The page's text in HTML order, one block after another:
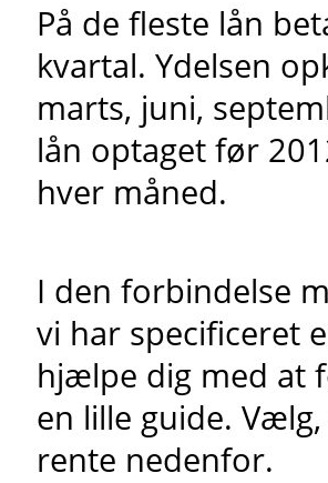
På de fleste lån
kvartal. Ydelsen
marts, juni,
lån optaget før
hver måned.
I den forbindelse
vi har specificeret
hjælpe dig med at
en lille guide.
rente nedenfor.